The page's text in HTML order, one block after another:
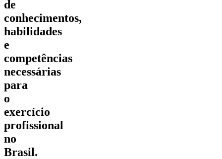
de
conhecimentos,
habilidades
e
competências
necessárias
para
o
exercício
profissional
no
Brasil.